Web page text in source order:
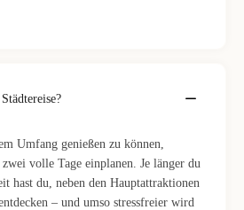
Umfang genießen zu können,
volle Tage einplanen. Je länger du
hast du, neben den Hauptattraktionen
– und umso stressfreier wird